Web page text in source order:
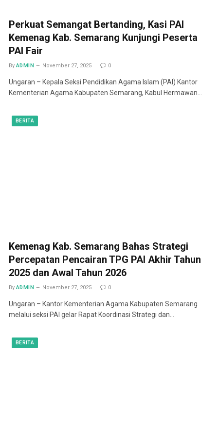
Perkuat Semangat Bertanding, Kasi PAI
Kemenag Kab. Semarang Kunjungi Peserta
PAI Fair
By ADMIN November 27, 2025 0
Ungaran – Kepala Seksi Pendidikan Agama Islam (PAI) Kantor
Kementerian Agama Kabupaten Semarang, Kabul Hermawan…
BERITA
Kemenag Kab. Semarang Bahas Strategi
Percepatan Pencairan TPG PAI Akhir Tahun
2025 dan Awal Tahun 2026
By ADMIN November 27, 2025 0
Ungaran – Kantor Kementerian Agama Kabupaten Semarang
melalui seksi PAI gelar Rapat Koordinasi Strategi dan…
BERITA